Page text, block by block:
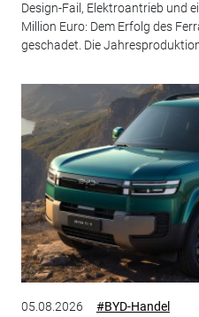
Design-Fail, Elektroantrieb und
Million Euro: Dem Erfolg des
geschadet. Die
05.08.2026 #BYD-Handel